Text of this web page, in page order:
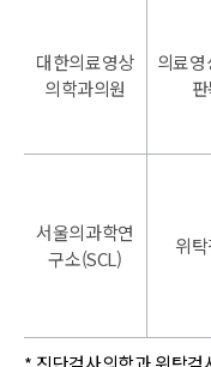
대한의료영상
의학과의원
의료영
서울의과학연
구소(SCL)
위